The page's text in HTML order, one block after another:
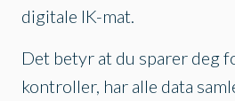
digitale IK-mat.
Det betyr at du sparer deg
kontroller, har alle data